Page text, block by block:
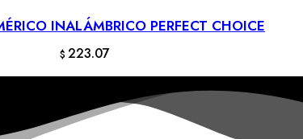
AÑADIR AL CARRITO
INALÁMBRICO PERFECT CHOICE
$ 223.07